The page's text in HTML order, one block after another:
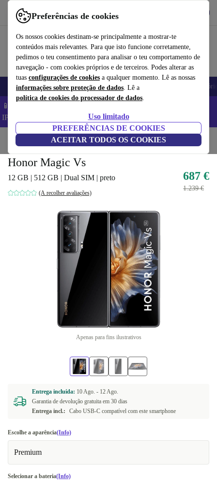
Preferências de cookies
Os nossos cookies destinam-se principalmente a mostrar-te
conteúdos mais relevantes. Para que isto funcione corretamente,
pedimos o teu consentimento para analisar o teu comportamento de
navegação - com cookies próprios e de terceiros. Podes alterar as
tuas configurações de cookies a qualquer momento. Lê as nossas
informações sobre proteção de dados. Lê a
política de cookies do processador de dados.
Uso limitado
PREFERÊNCIAS DE COOKIES
ACEITAR TODOS OS COOKIES
Use o refurbed de forma rápida e fácil
Telemóveis Computadores Portáteis Tablets
📱 Poupa 5% EXTRA em todos os iPhones – Código:
IPHONEDEAL –
Início Telemóveis e smartphones Telemóveis Honor
Honor Magic Vs
12 GB | 512 GB | Dual SIM | preto
(A recolher avaliações)
687 €
1.239 €
Apenas para fins ilustrativos
Entrega incluída: 10 Ago. - 12 Ago.
Garantia de devolução gratuita em 30 dias
Entrega incl.:
Cabo USB-C compatível com este smartphone
Escolhe a aparência(Info)
Premium
Selecionar a bateria(Info)